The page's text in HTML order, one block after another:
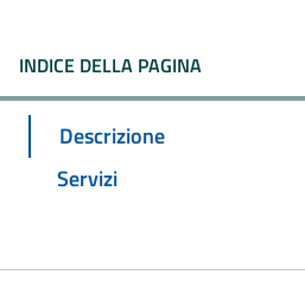
INDICE DELLA PAGINA
Descrizione
Servizi